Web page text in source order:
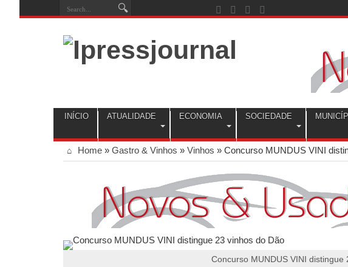
INÍCIO ATUALIDADE ECONOMIA SOCIEDADE
Home » Gastro & Vinhos » Vinhos » Concurso MUNDUS VINI
Concurso MUNDUS VINI distingue